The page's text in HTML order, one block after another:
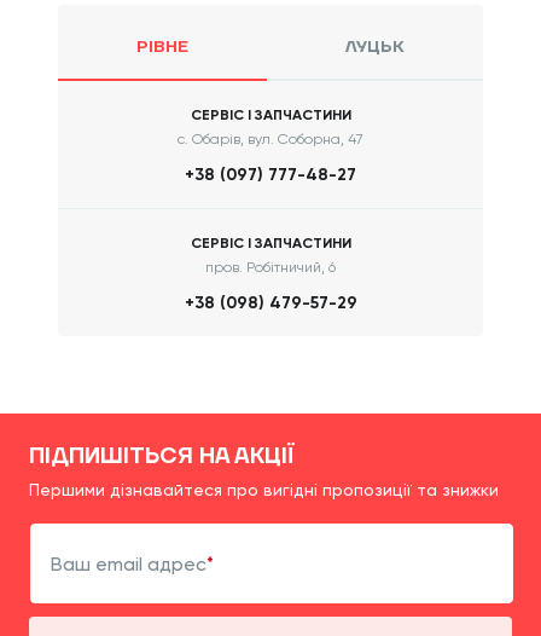
РІВНЕ ЛУЦЬК
СЕРВІС І ЗАПЧАСТИНИ
с. Обарів, вул. Соборна, 47
+38 (097) 777-48-27
СЕРВІС І ЗАПЧАСТИНИ
пров. Робітничий, 6
+38 (098) 479-57-29
ПІДПИШІТЬСЯ НА АКЦІЇ
Першими дізнавайтеся про вигідні пропозиції та знижки
Ваш email адрес